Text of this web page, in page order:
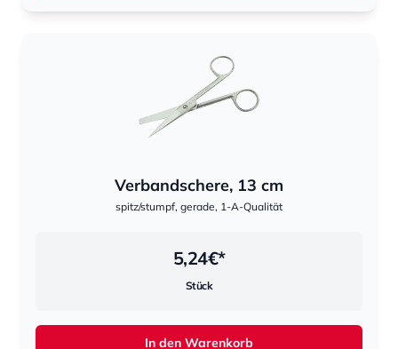
Verbandschere, 13 cm
spitz/stumpf, gerade, 1-A-Qualität
5,24€*
Stück
In den Warenkorb